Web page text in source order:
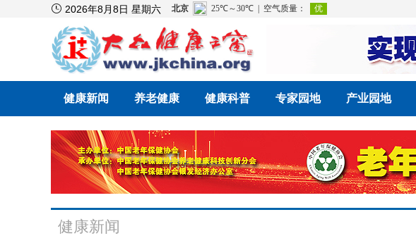
 2026年8月8日 星期六
健康新闻 养老健康 健康科普 专家园地 产业园地
健康新闻